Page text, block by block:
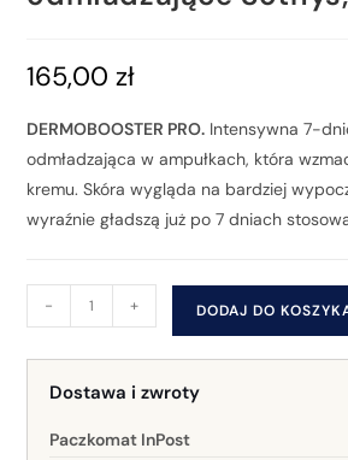
165,00zł
DERMOBOOSTER PRO. Intensywna 7-
odmładzająca w ampułkach, która
kremu. Skóra wygląda na bardziej
wyraźnie gładszą już po 7 dniach
- + DODAJ DO
Dostawa i zwroty
Paczkomat InPost